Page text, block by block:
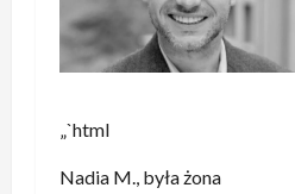
„`html
Nadia M., była żona